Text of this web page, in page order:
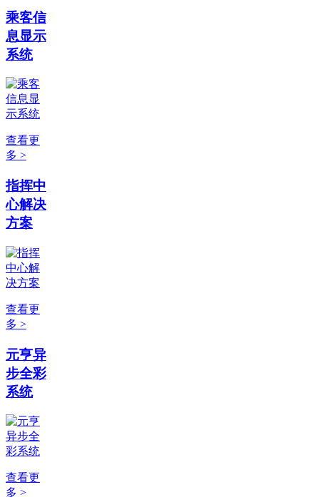
乘客信
息显示
系统
查看更
多 >
指挥中
心解决
方案
查看更
多 >
元亨异
步全彩
系统
查看更
多 >